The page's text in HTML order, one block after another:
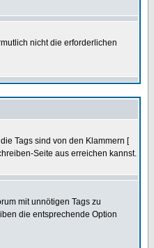
nicht die erforderlichen
Tags sind von den Klammern [
Seite aus erreichen kannst.
mit unnötigen Tags zu
die entsprechende Option